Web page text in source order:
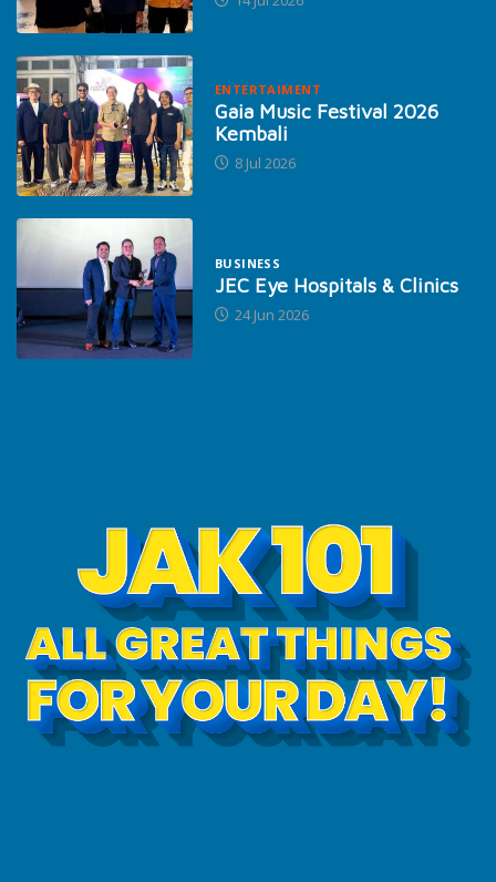
ENTERTAIMENT
Gaia Music Festival 2026
Kembali
8 Jul 2026
BUSINESS
JEC Eye Hospitals & Clinics
24 Jun 2026